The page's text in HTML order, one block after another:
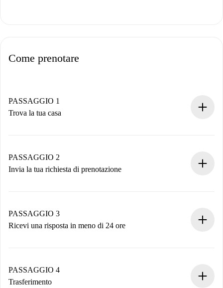
Come prenotare
PASSAGGIO 1
Trova la tua casa
Hai tutte le informazioni necessarie in anticipo.
PASSAGGIO 2
Invia la tua richiesta di prenotazione
non accetta.
PASSAGGIO 3
Ricevi una risposta in meno di 24 ore
contatto con il proprietario.
Se rifiutata: non ti addebiteremo nulla e ti proporremo
PASSAGGIO 4
Trasferimento